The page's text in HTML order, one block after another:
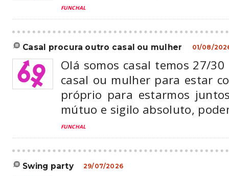
FUNCHAL
casal procura outro casal ou mulher 01/08/
Olá somos casal temos 27/
casal ou mulher para estar
próprio para estarmos
mútuo e sigilo absoluto,
FUNCHAL
swing party 29/07/2026